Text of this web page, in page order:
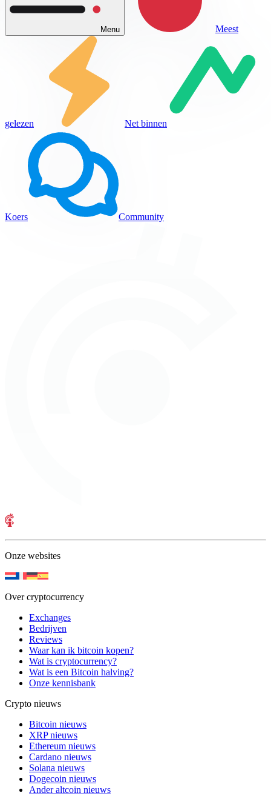
Menu Meest
gelezen Net binnen
Koers Community
Onze websites
Over cryptocurrency
Exchanges
Bedrijven
Reviews
Waar kan ik bitcoin kopen?
Wat is cryptocurrency?
Wat is een Bitcoin halving?
Onze kennisbank
Crypto nieuws
Bitcoin nieuws
XRP nieuws
Ethereum nieuws
Cardano nieuws
Solana nieuws
Dogecoin nieuws
Ander altcoin nieuws